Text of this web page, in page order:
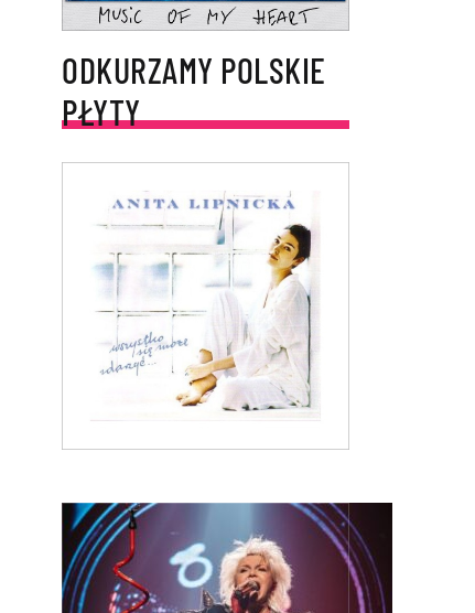
ODKURZAMY POLSKIE
PŁYTY